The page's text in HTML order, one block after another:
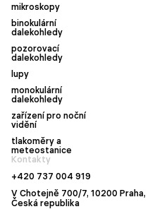
mikroskopy
binokulární
dalekohledy
pozorovací
dalekohledy
lupy
monokulární
dalekohledy
zařízení pro noční
vidění
tlakoměry a
meteostanice
Kontakty
+420 737 004 919
V Chotejně 700/7, 10200 Praha,
Česká republika